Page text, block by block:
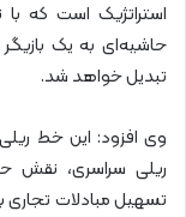
استراتژیک است که
حاشیه‌ای به یک
تبدیل خواهد شد.
وی افزود: این خط
ریلی سراسری، نقش
تسهیل مبادلات